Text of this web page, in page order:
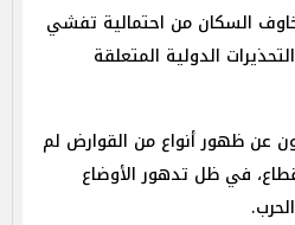
السكان من احتمالية تفشي
الدولية المتعلقة
عن ظهور أنواع من القوارض لم
في ظل تدهور الأوضاع